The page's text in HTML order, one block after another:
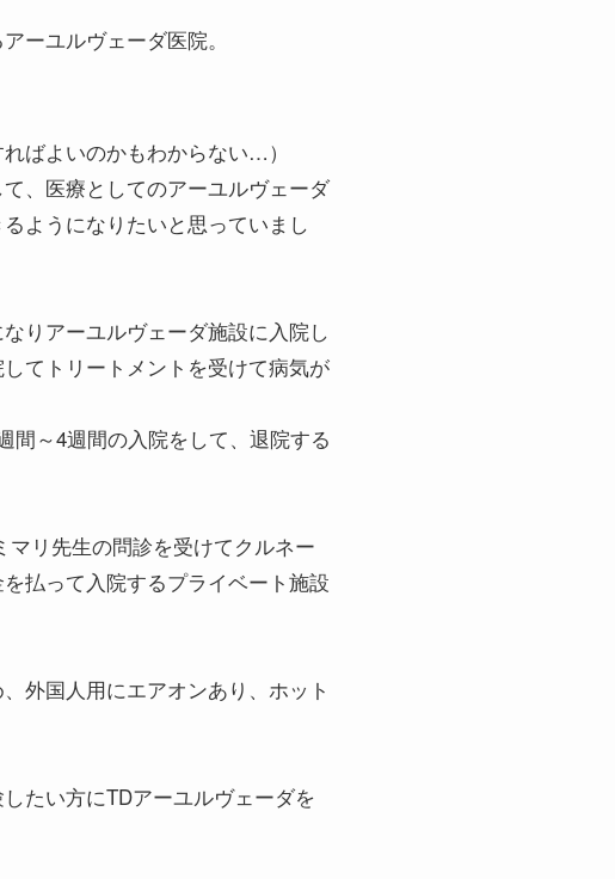
ーユルヴェーダ医院。
ばよいのかもわからない…）
、医療としてのアーユルヴェーダ
ようになりたいと思っていまし
りアーユルヴェーダ施設に入院し
てトリートメントを受けて病気が
間～4週間の入院をして、退院する
リ先生の問診を受けてクルネー
払って入院するプライベート施設
外国人用にエアオンあり、ホット
たい方にTDアーユルヴェーダを